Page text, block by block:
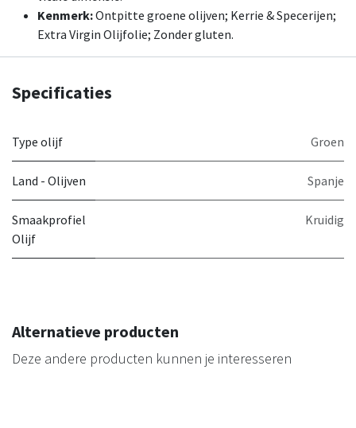
Kenmerk:Ontpitte groene olijven; Kerrie & Specerijen;
Extra Virgin Olijfolie; Zonder gluten.
Specificaties
Type olijf Groen
Land - Olijven Spanje
Smaakprofiel
Olijf
Kruidig
Alternatieve producten
Deze andere producten kunnen je interesseren